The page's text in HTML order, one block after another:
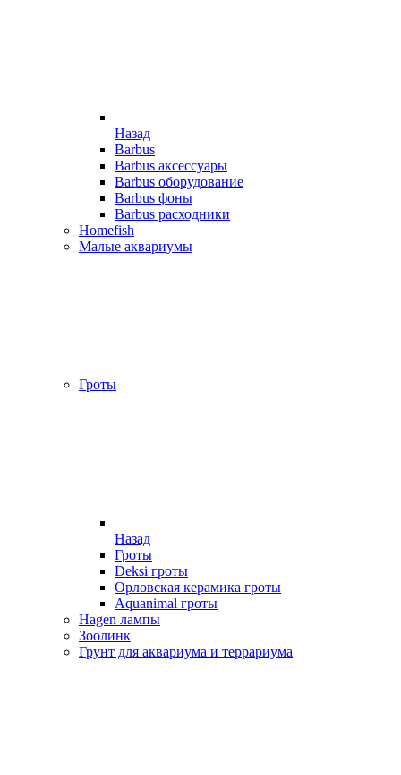
Назад
Barbus
Barbus аксессуары
Barbus оборудование
Barbus фоны
Barbus расходники
Homefish
Малые аквариумы
Гроты
Назад
Гроты
Deksi гроты
Орловская керамика гроты
Aquanimal гроты
Hagen лампы
Зоолинк
Грунт для аквариума и террариума